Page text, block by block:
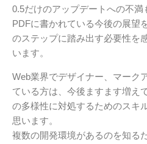
0.5だけのアップデートへの不満
PDFに書かれている今後の展望
のステップに踏み出す必要性を
います。
Web業界でデザイナー、マーク
ている方は、今後ますます増え
の多様性に対処するためのスキ
思います。
複数の開発環境があるのを知る